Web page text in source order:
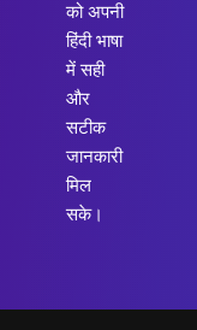
को अपनी
हिंदी भाषा
में सही
और
सटीक
जानकारी
मिल
सके।